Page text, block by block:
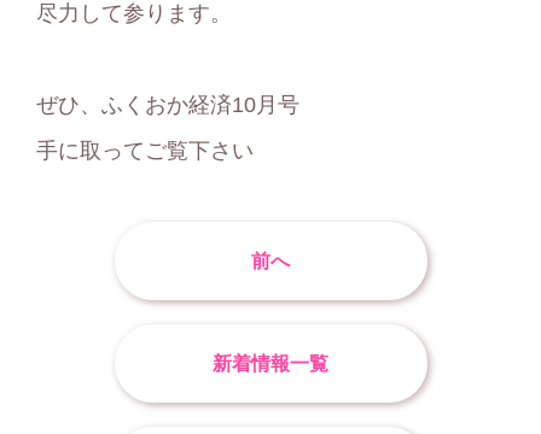
尽力して参ります。
ぜひ、ふくおか経済10月号
手に取ってご覧下さい
前へ
新着情報一覧